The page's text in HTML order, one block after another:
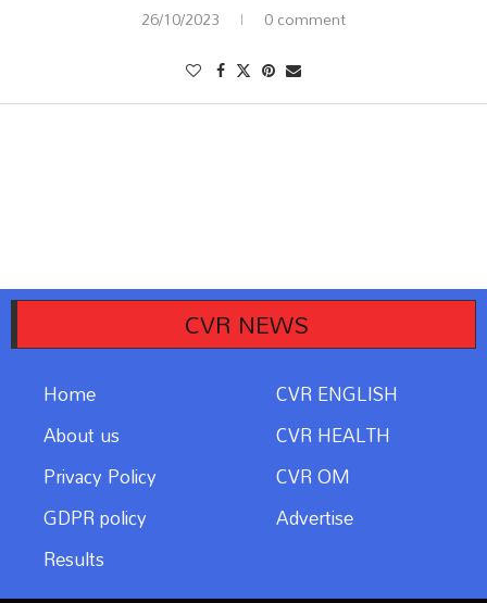
26/10/2023 0 comment
CVR NEWS
Home
CVR ENGLISH
About us
CVR HEALTH
Privacy Policy
CVR OM
GDPR policy
Advertise
Results